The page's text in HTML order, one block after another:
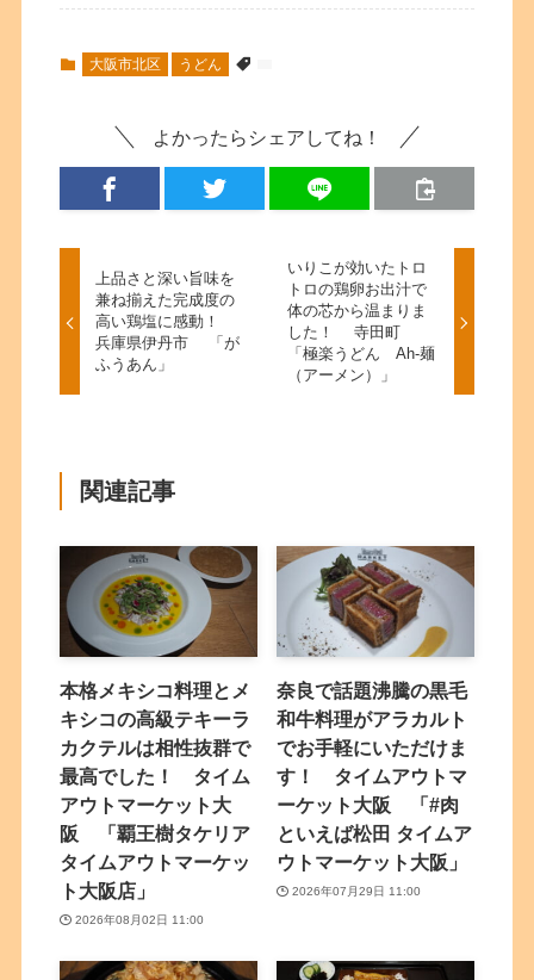
大阪市北区 うどん
よかったらシェアしてね！
上品さと深い旨味を
兼ね揃えた完成度の
高い鶏塩に感動！
兵庫県伊丹市 「が
ふうあん」
いりこが効いたトロ
トロの鶏卵お出汁で
体の芯から温まりま
した！ 寺田町
「極楽うどん Ah-麺
（アーメン）」
関連記事
本格メキシコ料理とメ
キシコの高級テキーラ
カクテルは相性抜群で
最高でした！ タイム
アウトマーケット大
阪 「覇王樹タケリア
タイムアウトマーケッ
ト大阪店」
2026年08月02日 11:00
奈良で話題沸騰の黒毛
和牛料理がアラカルト
でお手軽にいただけま
す！ タイムアウトマ
ーケット大阪 「#肉
といえば松田 タイムア
ウトマーケット大阪」
2026年07月29日 11:00